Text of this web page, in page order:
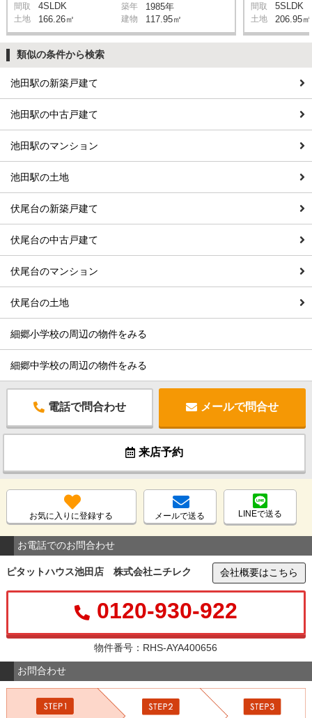
間取 4SLDK 築年 1985年
土地 166.26㎡ 建物 117.95㎡
間取 5SLDK
土地 206.95㎡
類似の条件から検索
池田駅の新築戸建て
池田駅の中古戸建て
池田駅のマンション
池田駅の土地
伏尾台の新築戸建て
伏尾台の中古戸建て
伏尾台のマンション
伏尾台の土地
細郷小学校の周辺の物件をみる
細郷中学校の周辺の物件をみる
電話で問合わせ メールで問合せ
来店予約
お気に入りに登録する メールで送る LINEで送る
お電話でのお問合わせ
ピタットハウス池田店 株式会社ニチレク 会社概要はこちら
0120-930-922
物件番号：RHS-AYA400656
お問合わせ